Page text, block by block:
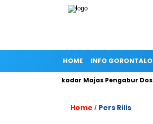
HOME INFO GORONTALO
Dinilai Sekadar Majas Pengabur Dosa
Home / Pers Rilis